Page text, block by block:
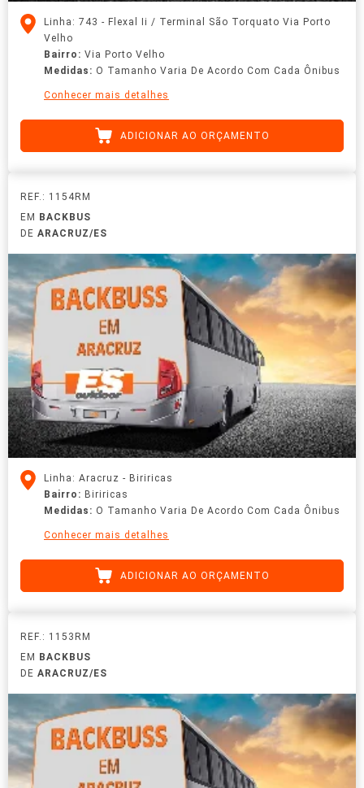
Linha: 743 - Flexal Ii / Terminal São Torquato Via Porto
Velho
Bairro: Via Porto Velho
Medidas: O Tamanho Varia De Acordo Com Cada Ônibus
Conhecer mais detalhes
ADICIONAR AO ORÇAMENTO
REF.: 1154RM
EM BACKBUS
DE ARACRUZ/ES
Linha: Aracruz - Biriricas
Bairro: Biriricas
Medidas: O Tamanho Varia De Acordo Com Cada Ônibus
Conhecer mais detalhes
ADICIONAR AO ORÇAMENTO
REF.: 1153RM
EM BACKBUS
DE ARACRUZ/ES